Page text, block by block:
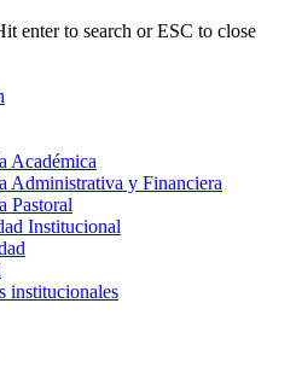
enter to search or ESC to close
Académica
Administrativa y Financiera
Pastoral
Institucional
institucionales